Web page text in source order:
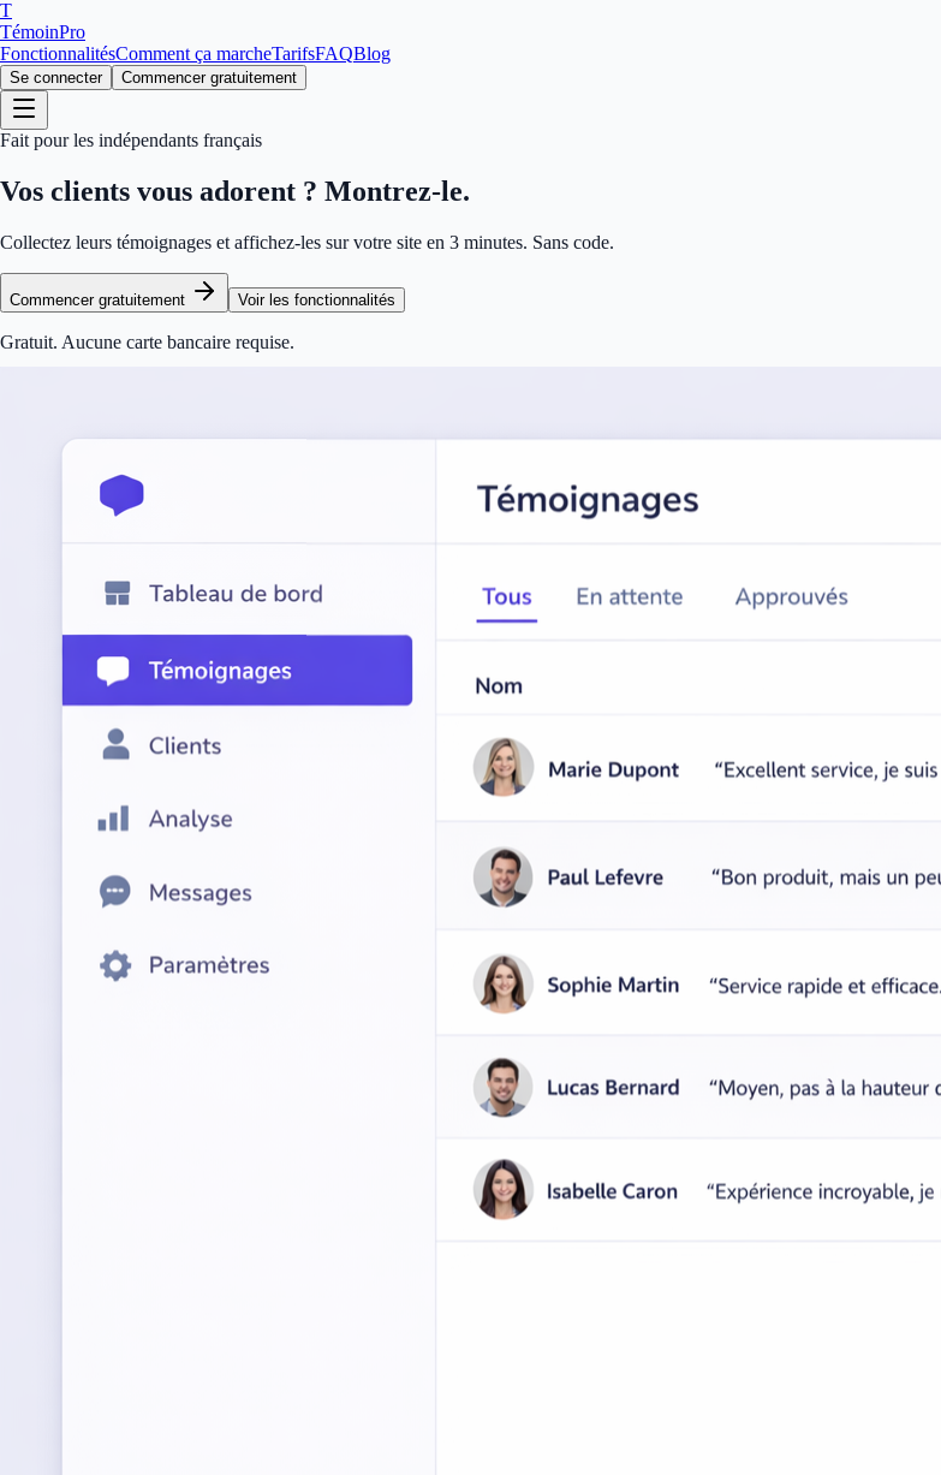
T
TémoinPro
FonctionnalitésComment ça marcheTarifsFAQBlog
Se connecter Commencer gratuitement
Fait pour les indépendants français
Vos clients vous adorent ? Montrez-le.
Collectez leurs témoignages et affichez-les sur votre site en 3 minutes. Sans code.
Commencer gratuitement Voir les fonctionnalités
Gratuit. Aucune carte bancaire requise.